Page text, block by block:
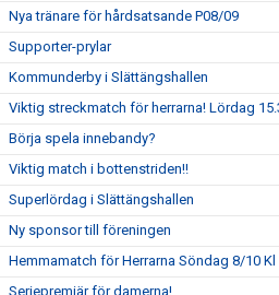
Nya tränare för hårdsatsande P08/09
Supporter-prylar
Kommunderby i Slättängshallen
Viktig streckmatch för herrarna! Lördag
Börja spela innebandy?
Viktig match i bottenstriden!!
Superlördag i Slättängshallen
Ny sponsor till föreningen
Hemmamatch för Herrarna Söndag 8/10 Kl
Seriepremiär för damerna!